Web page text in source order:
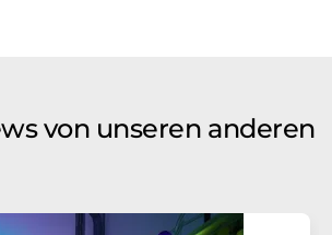
von unseren anderen